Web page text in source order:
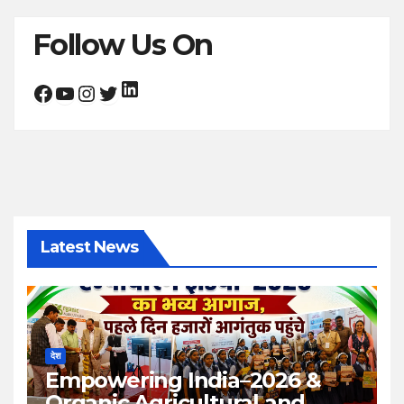
Follow Us On
Facebook YouTube Instagram Twitter LinkedIn
Latest News
देश
Empowering India–2026 &